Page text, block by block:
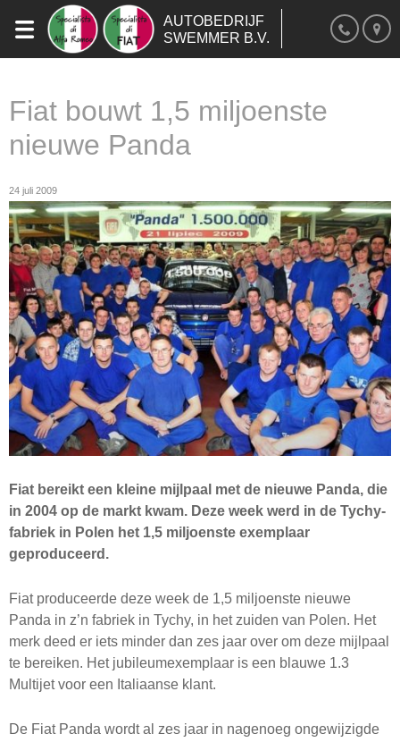
AUTOBEDRIJF
SWEMMER B.V.
Fiat bouwt 1,5 miljoenste
nieuwe Panda
24 juli 2009
Fiat bereikt een kleine mijlpaal met de nieuwe Panda, die
in 2004 op de markt kwam. Deze week werd in de Tychy-
fabriek in Polen het 1,5 miljoenste exemplaar
geproduceerd.
Fiat produceerde deze week de 1,5 miljoenste nieuwe
Panda in z’n fabriek in Tychy, in het zuiden van Polen. Het
merk deed er iets minder dan zes jaar over om deze mijlpaal
te bereiken. Het jubileumexemplaar is een blauwe 1.3
Multijet voor een Italiaanse klant.
De Fiat Panda wordt al zes jaar in nagenoeg ongewijzigde